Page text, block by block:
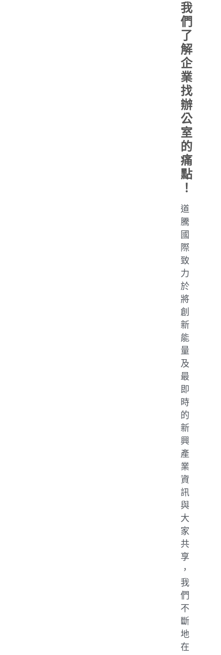
我
們
了
解
企
業
找
辦
公
室
的
痛
點
！
道
騰
國
際
致
力
於
將
創
新
能
量
及
最
即
時
的
新
興
產
業
資
訊
與
大
家
共
享
，
我
們
不
斷
地
在